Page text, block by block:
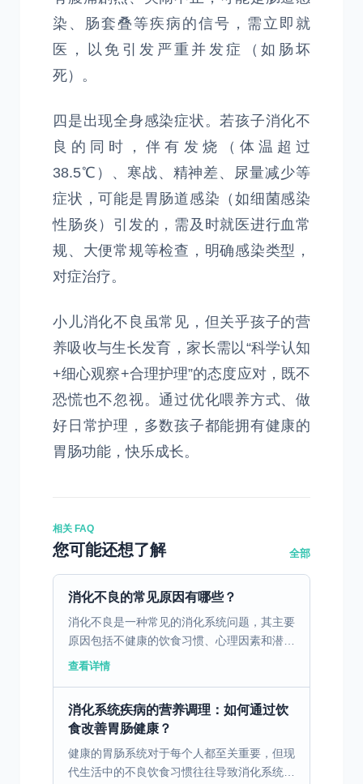
染、肠套叠等疾病的信号，需立即就
医，以免引发严重并发症（如肠坏
死）。
四是出现全身感染症状。若孩子消化不
良的同时，伴有发烧（体温超过
38.5℃）、寒战、精神差、尿量减少等
症状，可能是胃肠道感染（如细菌感染
性肠炎）引发的，需及时就医进行血常
规、大便常规等检查，明确感染类型，
对症治疗。
小儿消化不良虽常见，但关乎孩子的营
养吸收与生长发育，家长需以“科学认知
+细心观察+合理护理”的态度应对，既不
恐慌也不忽视。通过优化喂养方式、做
好日常护理，多数孩子都能拥有健康的
胃肠功能，快乐成长。
相关 FAQ
您可能还想了解 全部
消化不良的常见原因有哪些？
消化不良是一种常见的消化系统问题，其主要
原因包括不健康的饮食习惯、心理因素和潜在
的疾病。不健康的饮食习惯，如暴饮暴食、进
查看详情
消化系统疾病的营养调理：如何通过饮
食改善胃肠健康？
健康的胃肠系统对于每个人都至关重要，但现
代生活中的不良饮食习惯往往导致消化系统疾